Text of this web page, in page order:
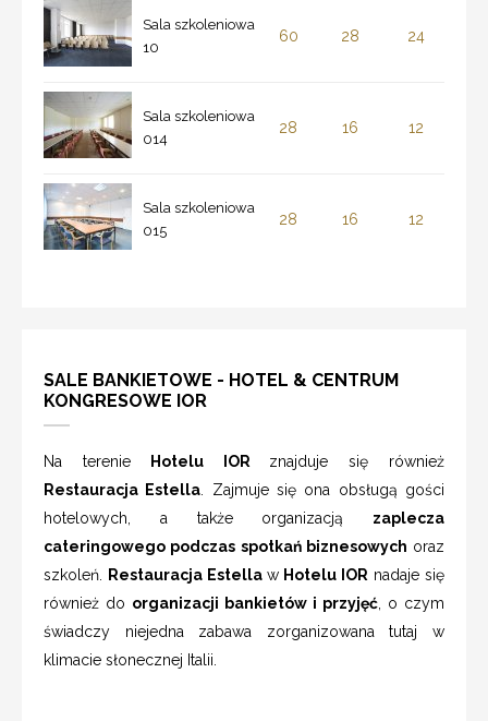
Sala szkoleniowa
10
60 28 24
Sala szkoleniowa
014
28 16 12
Sala szkoleniowa
015
28 16 12
SALE BANKIETOWE - HOTEL & CENTRUM
KONGRESOWE IOR
Na terenieHotelu IOR znajduje się również
Restauracja Estella . Zajmuje się ona obsługą gości
hotelowych, a także organizacją zaplecza
cateringowego podczas spotkań biznesowych oraz
szkoleń.
Restauracja Estella w Hotelu IOR nadaje się
również do organizacji bankietów i przyjęć , o czym
świadczy niejedna zabawa zorganizowana tutaj w
klimacie słonecznej Italii.